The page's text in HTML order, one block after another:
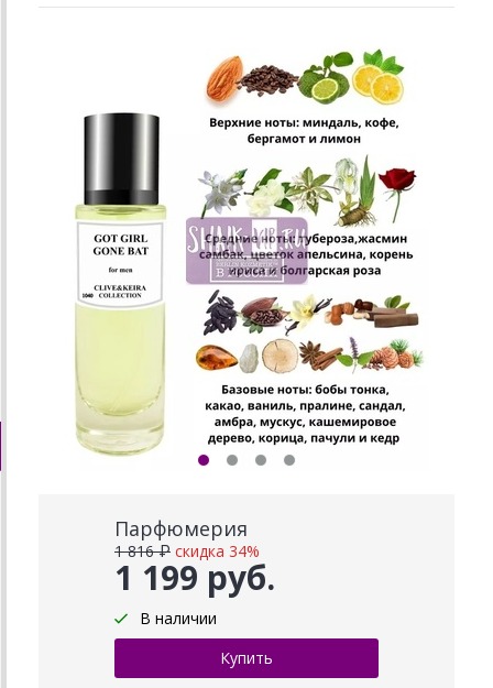
Парфюмерия
1 199 руб.
1 816 ₽ скидка 34%
В наличии